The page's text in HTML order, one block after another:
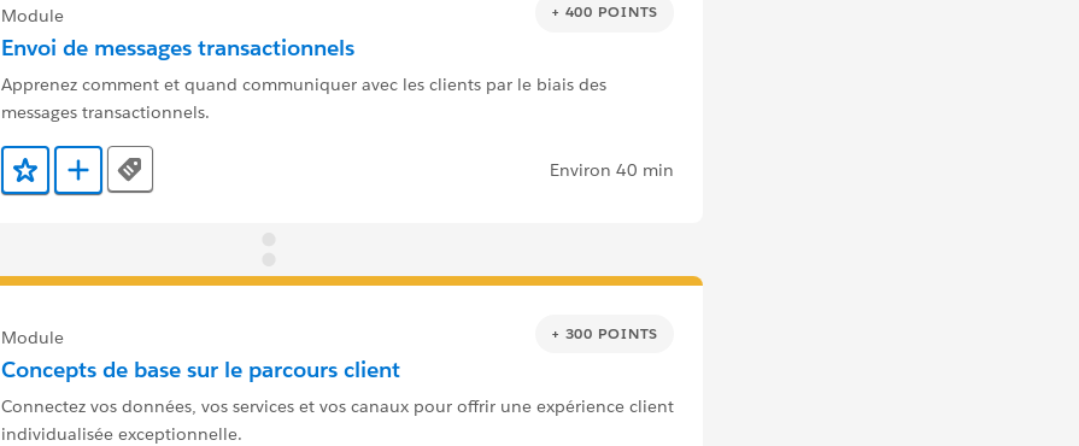
+ 400 POINTS
Module
Envoi de messages transactionnels
Apprenez comment et quand communiquer avec les clients par le biais des
messages transactionnels.
Ajouter aux favoris
Ajouter au Trailmix
Tags Environ 40 min
+ 300 POINTS
Module
Concepts de base sur le parcours client
Connectez vos données, vos services et vos canaux pour offrir une expérience client
individualisée exceptionnelle.